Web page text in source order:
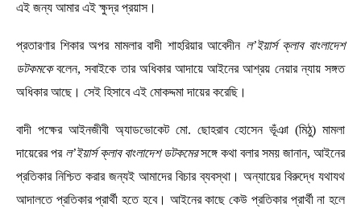
এই জন্য আমার এই ক্ষুদ্র প্রয়াস।
প্রতারণার শিকার অপর মামলার বাদী শাহরিয়ার আবেদীন ল’ইয়ার্স ক্লাব বাংলাদেশ
ডটকমকেবলেন, সবাইকে তার অধিকার আদায়ে আইনের আশ্রয় নেয়ার ন্যায় সঙ্গত
অধিকার আছে। সেই হিসাবে এই মোকদ্দমা দায়ের করেছি।
বাদী পক্ষের আইনজীবী অ্যাডভোকেট মো. ছোহরাব হোসেন ভূঁঞা (মিঠু) মামলা
দায়েরের পর ল’ইয়ার্স ক্লাব বাংলাদেশ ডটকমেরসঙ্গে কথা বলার সময় জানান, আইনের
প্রতিকার নিশ্চিত করার জন্যই আমাদের বিচার ব্যবস্থা। অন্যায়ের বিরুদ্ধে যথাযথ
আদালতে প্রতিকার প্রার্থী হতে হবে। আইনের কাছে কেউ প্রতিকার প্রার্থী না হলে